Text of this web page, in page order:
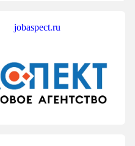
jobaspect.ru